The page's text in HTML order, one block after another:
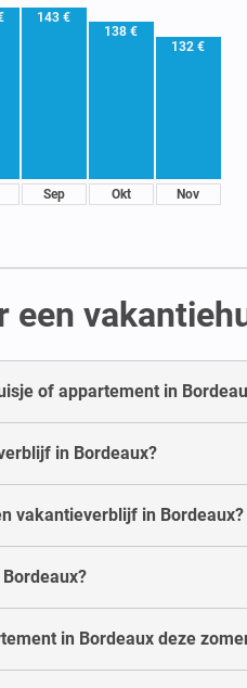
143 €
Sep
138 €
Okt
132 €
Nov
een
of appartement in
in Bordeaux?
vakantieverblijf in Bordeaux?
in Bordeaux deze